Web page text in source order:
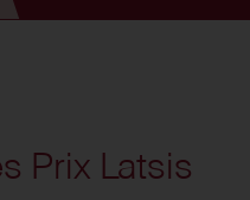
Prix Latsis